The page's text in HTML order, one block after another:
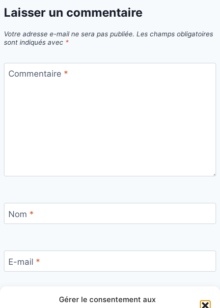
Gérer le consentement aux
Laisser un commentaire
Votre adresse e-mail ne sera pas publiée. Les champs obligatoires
sont indiqués avec *
Commentaire *
Nom *
E-mail *